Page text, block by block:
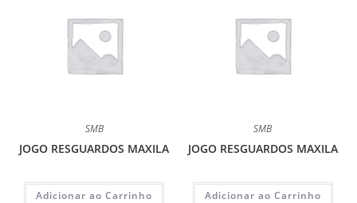
SMB
JOGO RESGUARDOS MAXILA
Adicionar ao Carrinho
SMB
JOGO RESGUARDOS MAXILA
Adicionar ao Carrinho